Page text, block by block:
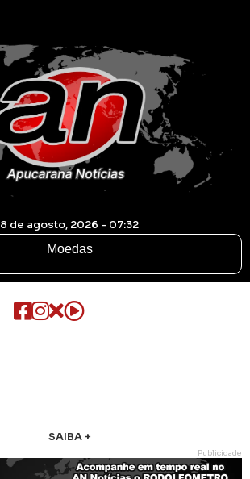
8 de agosto, 2026 - 07:32
Moedas
SAIBA +
Publicidade